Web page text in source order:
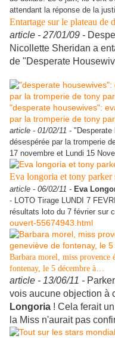
attendant la réponse de la
Entartage sur le plateau de
article - 27/01/09 -
Nicollette Sheridan a
de "Desperate
"desperate housewives":
par la tromperie de tony
article - 01/02/11 - "Desperate
désespérée par la tromperie
17 novembre et Lundi 15
Eva longoria et tony parker
article - 06/02/11 - Eva
- LOTO Tirage LUNDI 7
résultats loto du 7 février sur
ouvert-55674943.html
Barbara morel, miss provence
fontenay, le 5 décembre à…
article - 13/06/11 -
vois aucune objection à
Longoria ! Cela ferait
la Miss n'aurait pas